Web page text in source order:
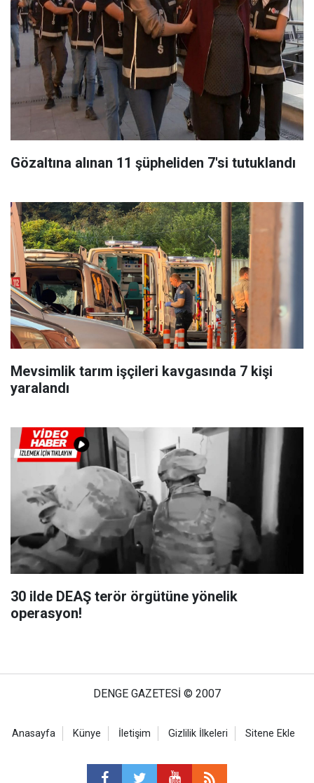
Gözaltına alınan 11 şüpheliden 7'si tutuklandı
Mevsimlik tarım işçileri kavgasında 7 kişi
yaralandı
30 ilde DEAŞ terör örgütüne yönelik
operasyon!
DENGE GAZETESİ © 2007
Anasayfa Künye İletişim Gizlilik İlkeleri Sitene Ekle